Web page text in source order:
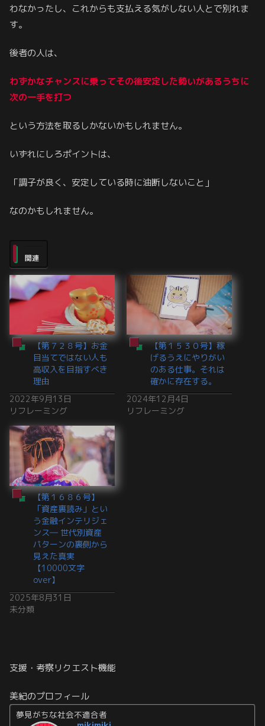
わなかったし、これからも支払える気がしない人とで別れま
す。
後者の人は、
わずかなチャンスに乗ってその後安定した勢いがあるうちに
次の一手を打つ
という方法を取るしかないかもしれません。
いずれにしろポイントは、
「調子が良く、安定している時に油断しないこと」
なのかもしれません。
関連
【第７２８号】お金
目当てではない人も
高収入を目指すべき
理由
2022年9月13日
リフレーミング
【第１５３０号】稼
げるうえにやりがい
のある仕事。それは
確かに存在する。
2024年12月4日
リフレーミング
【第１６８６号】
「資産裏読み」とい
う金融インテリジェ
ンス― 世代別資産
パターンの裏側から
見えた真実
【10000文字
over】
2025年8月31日
未分類
支援・考察リクエスト機能
美紀のプロフィール
夢見がちな社会不適合者